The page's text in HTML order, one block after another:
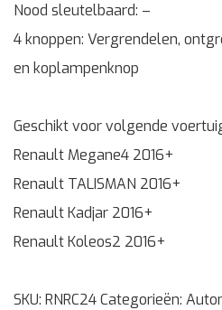
Nood sleutelbaard: –
4 knoppen: Vergrendelen,
en koplampenknop
Geschikt voor volgende
Renault Megane4 2016+
Renault TALISMAN 2016+
Renault Kadjar 2016+
Renault Koleos2 2016+
SKU: RNRC24Categorieën: